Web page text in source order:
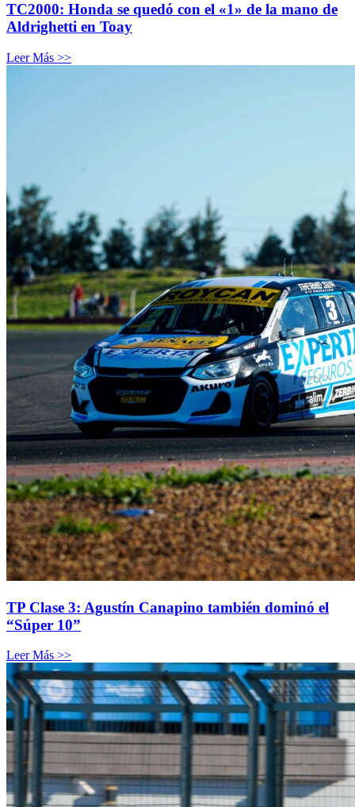
TC2000: Honda se quedó con el «1» de la mano de
Aldrighetti en Toay
Leer Más >>
TP Clase 3: Agustín Canapino también dominó el
“Súper 10”
Leer Más >>